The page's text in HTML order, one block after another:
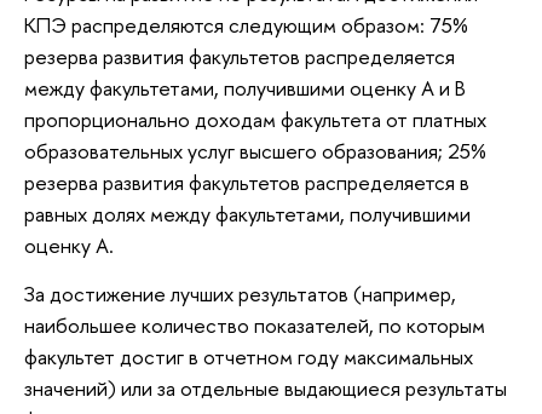
КПЭ распределяются следующим образом: 75%
резерва развития факультетов распределяется
между факультетами, получившими оценку А и B
пропорционально доходам факультета от платных
образовательных услуг высшего образования; 25%
резерва развития факультетов распределяется в
равных долях между факультетами, получившими
оценку А.
За достижение лучших результатов (например,
наибольшее количество показателей, по которым
факультет достиг в отчетном году максимальных
значений) или за отдельные выдающиеся результаты